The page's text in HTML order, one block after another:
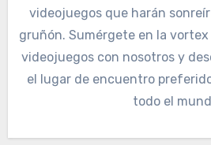
videojuegos que harán
gruñón. Sumérgete en la
videojuegos con nosotros y
el lugar de encuentro
todo el